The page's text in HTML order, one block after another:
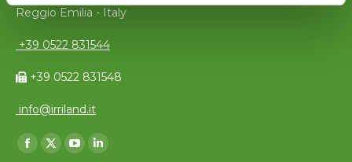
Reggio Emilia - Italy
+39 0522 831544
+39 0522 831548
info@irriland.it
Find us on:
Facebook
X YouTubeLinkedin